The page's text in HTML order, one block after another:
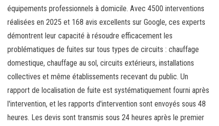
équipements professionnels à domicile. Avec 4500 interventions
réalisées en 2025 et 168 avis excellents sur Google, ces experts
démontrent leur capacité à résoudre efficacement les
problématiques de fuites sur tous types de circuits : chauffage
domestique, chauffage au sol, circuits extérieurs, installations
collectives et même établissements recevant du public. Un
rapport de localisation de fuite est systématiquement fourni après
l'intervention, et les rapports d'intervention sont envoyés sous 48
heures. Les devis sont transmis sous 24 heures après le premier